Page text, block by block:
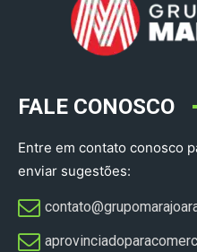
FALE CONOSCO
Entre em contato conosco
enviar sugestões: